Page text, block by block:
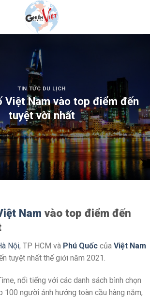
TIN TỨC DU LỊCH
Việt Nam vào top điểm đến
tuyệt vời nhất
Nam vào top điểm đến
Nội, TP HCM và Phú Quốc của Việt Nam
tuyệt nhất thế giới năm 2021.
nổi tiếng với các danh sách bình chọn
100 người ảnh hưởng toàn cầu hàng năm,